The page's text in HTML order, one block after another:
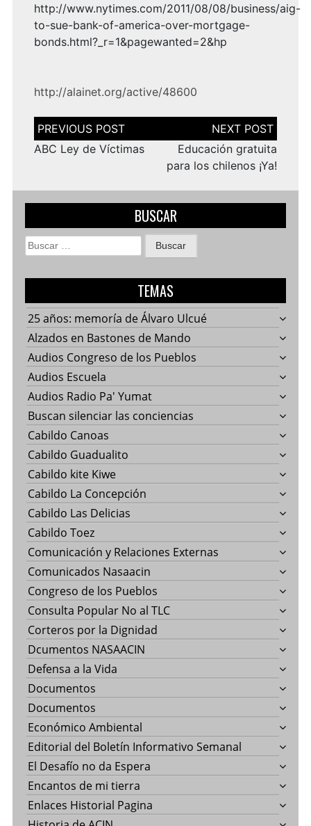
http://www.nytimes.com/2011/08/08/business/aig-
to-sue-bank-of-america-over-mortgage-
bonds.html?_r=1&pagewanted=2&hp
http://alainet.org/active/48600
Navegación
de
entradas
ABC Ley de Víctimas
Educación gratuita
para los chilenos ¡Ya!
BUSCAR
Buscar:
TEMAS
25 años: memoría de Álvaro Ulcué
Alzados en Bastones de Mando
Audios Congreso de los Pueblos
Audios Escuela
Audios Radio Pa' Yumat
Buscan silenciar las conciencias
Cabildo Canoas
Cabildo Guadualito
Cabildo kite Kiwe
Cabildo La Concepción
Cabildo Las Delicias
Cabildo Toez
Comunicación y Relaciones Externas
Comunicados Nasaacin
Congreso de los Pueblos
Consulta Popular No al TLC
Corteros por la Dignidad
Dcumentos NASAACIN
Defensa a la Vida
Documentos
Documentos
Económico Ambiental
Editorial del Boletín Informativo Semanal
El Desafío no da Espera
Encantos de mi tierra
Enlaces Historial Pagina